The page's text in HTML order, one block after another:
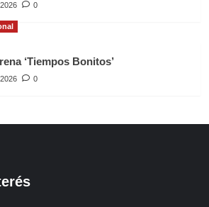
0
‘Tiempos Bonitos’
0